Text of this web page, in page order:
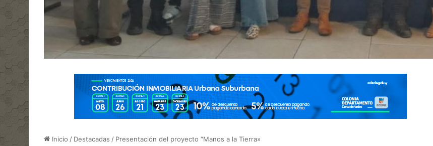
Inicio / Destacadas / Presentación del proyecto “Manos a la Tierra»